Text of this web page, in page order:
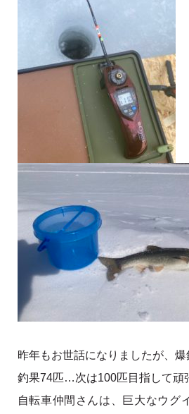
昨年もお世話になりましたが、爆
釣果74匹…次は100匹目指して頑
自転車仲間さんは、巨大なウグ